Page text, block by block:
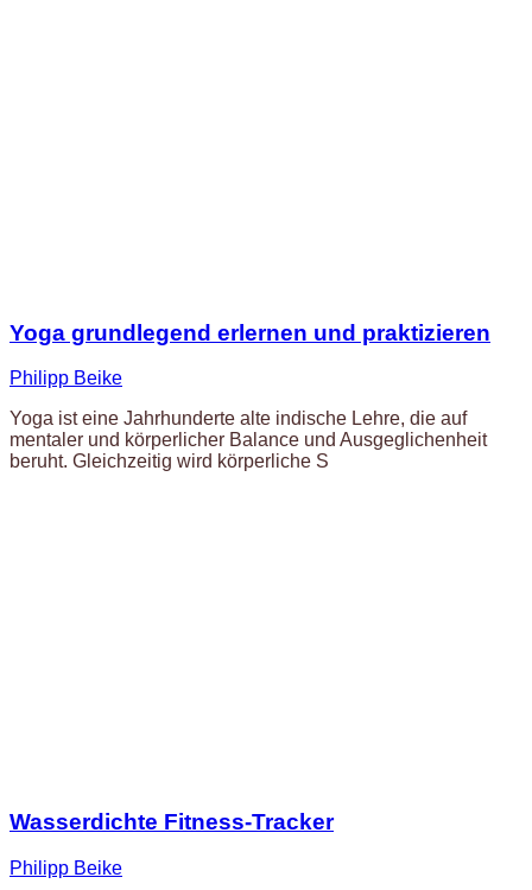
Yoga grundlegend erlernen und praktizieren
Philipp Beike
Yoga ist eine Jahrhunderte alte indische Lehre, die auf
mentaler und körperlicher Balance und Ausgeglichenheit
beruht. Gleichzeitig wird körperliche S
Wasserdichte Fitness-Tracker
Philipp Beike